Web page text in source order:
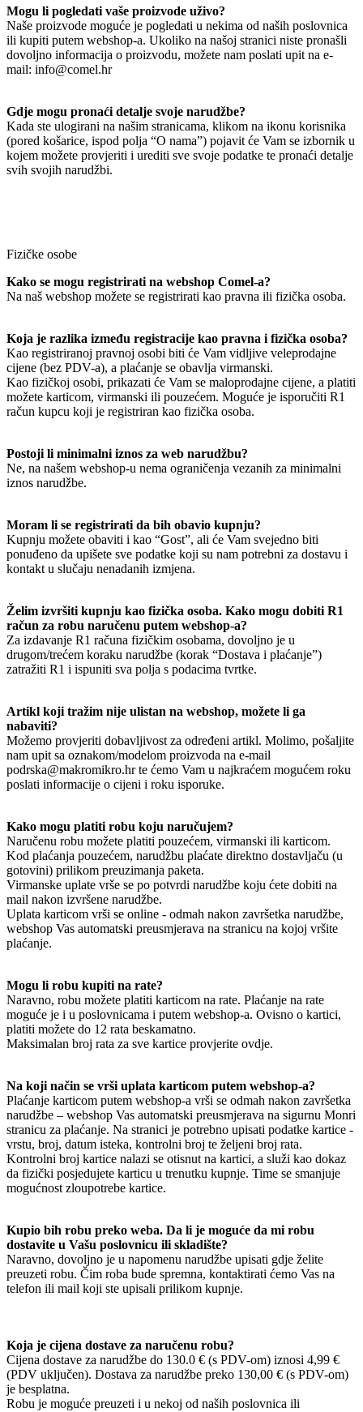
Mogu li pogledati vaše proizvode uživo?
Naše proizvode moguće je pogledati u nekima od naših poslovnica
ili kupiti putem webshop-a. Ukoliko na našoj stranici niste pronašli
dovoljno informacija o proizvodu, možete nam poslati upit na e-
mail: info@comel.hr
Gdje mogu pronaći detalje svoje narudžbe?
Kada ste ulogirani na našim stranicama, klikom na ikonu korisnika
(pored košarice, ispod polja “O nama”) pojavit će Vam se izbornik u
kojem možete provjeriti i urediti sve svoje podatke te pronaći detalje
svih svojih narudžbi.
Fizičke osobe
Kako se mogu registrirati na webshop Comel-a?
Na naš webshop možete se registrirati kao pravna ili fizička osoba.
Koja je razlika između registracije kao pravna i fizička osoba?
Kao registriranoj pravnoj osobi biti će Vam vidljive veleprodajne
cijene (bez PDV-a), a plaćanje se obavlja virmanski.
Kao fizičkoj osobi, prikazati će Vam se maloprodajne cijene, a platiti
možete karticom, virmanski ili pouzećem. Moguće je isporučiti R1
račun kupcu koji je registriran kao fizička osoba.
Postoji li minimalni iznos za web narudžbu?
Ne, na našem webshop-u nema ograničenja vezanih za minimalni
iznos narudžbe.
Moram li se registrirati da bih obavio kupnju?
Kupnju možete obaviti i kao “Gost”, ali će Vam svejedno biti
ponuđeno da upišete sve podatke koji su nam potrebni za dostavu i
kontakt u slučaju nenadanih izmjena.
Želim izvršiti kupnju kao fizička osoba. Kako mogu dobiti R1
račun za robu naručenu putem webshop-a?
Za izdavanje R1 računa fizičkim osobama, dovoljno je u
drugom/trećem koraku narudžbe (korak “Dostava i plaćanje”)
zatražiti R1 i ispuniti sva polja s podacima tvrtke.
Artikl koji tražim nije ulistan na webshop, možete li ga
nabaviti?
Možemo provjeriti dobavljivost za određeni artikl. Molimo, pošaljite
nam upit sa oznakom/modelom proizvoda na e-mail
podrska@makromikro.hr te ćemo Vam u najkraćem mogućem roku
poslati informacije o cijeni i roku isporuke.
Kako mogu platiti robu koju naručujem?
Naručenu robu možete platiti pouzećem, virmanski ili karticom.
Kod plaćanja pouzećem, narudžbu plaćate direktno dostavljaču (u
gotovini) prilikom preuzimanja paketa.
Virmanske uplate vrše se po potvrdi narudžbe koju ćete dobiti na
mail nakon izvršene narudžbe.
Uplata karticom vrši se online - odmah nakon završetka narudžbe,
webshop Vas automatski preusmjerava na stranicu na kojoj vršite
plaćanje.
Mogu li robu kupiti na rate?
Naravno, robu možete platiti karticom na rate. Plaćanje na rate
moguće je i u poslovnicama i putem webshop-a. Ovisno o kartici,
platiti možete do 12 rata beskamatno.
Maksimalan broj rata za sve kartice provjerite ovdje.
Na koji način se vrši uplata karticom putem webshop-a?
Plaćanje karticom putem webshop-a vrši se odmah nakon završetka
narudžbe – webshop Vas automatski preusmjerava na sigurnu Monri
stranicu za plaćanje. Na stranici je potrebno upisati podatke kartice -
vrstu, broj, datum isteka, kontrolni broj te željeni broj rata.
Kontrolni broj kartice nalazi se otisnut na kartici, a služi kao dokaz
da fizički posjedujete karticu u trenutku kupnje. Time se smanjuje
mogućnost zloupotrebe kartice.
Kupio bih robu preko weba. Da li je moguće da mi robu
dostavite u Vašu poslovnicu ili skladište?
Naravno, dovoljno je u napomenu narudžbe upisati gdje želite
preuzeti robu. Čim roba bude spremna, kontaktirati ćemo Vas na
telefon ili mail koji ste upisali prilikom kupnje.
Koja je cijena dostave za naručenu robu?
Cijena dostave za narudžbe do 130.0 € (s PDV-om) iznosi 4,99 €
(PDV uključen). Dostava za narudžbe preko 130,00 € (s PDV-om)
je besplatna.
Robu je moguće preuzeti i u nekoj od naših poslovnica ili